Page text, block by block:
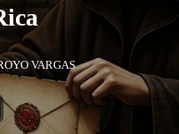
VARGAS